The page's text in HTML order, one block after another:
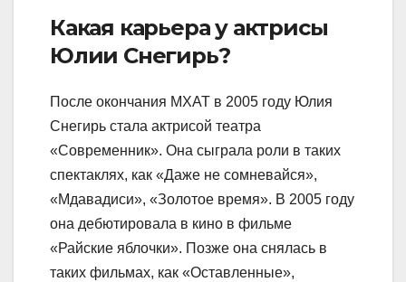
Какая карьера у актрисы
Юлии Снегирь?
После окончания МХАТ в 2005 году Юлия
Снегирь стала актрисой театра
«Современник». Она сыграла роли в таких
спектаклях, как «Даже не сомневайся»,
«Мдавадиси», «Золотое время». В 2005 году
она дебютировала в кино в фильме
«Райские яблочки». Позже она снялась в
таких фильмах, как «Оставленные»,